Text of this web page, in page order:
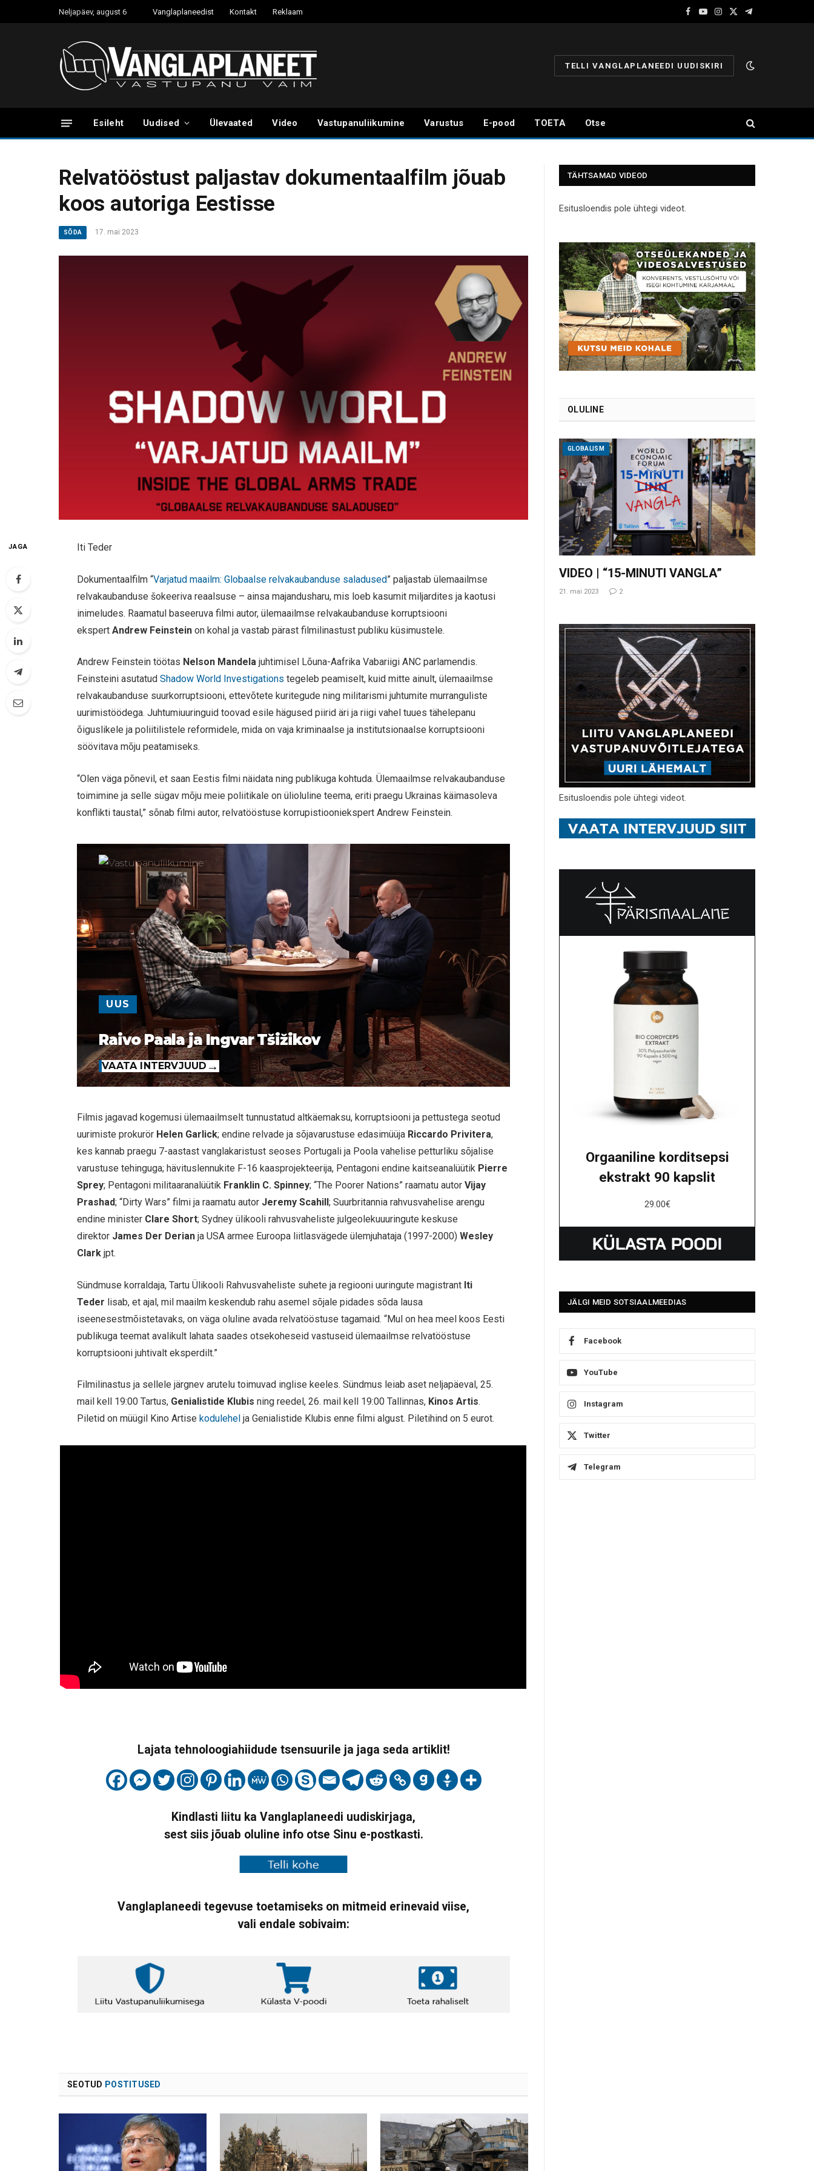
Neljapäev, august 6 Vanglaplaneedist Kontakt Reklaam
Facebook
YouTube
Instagram
X
Telegram
TELLI VANGLAPLANEEDI UUDISKIRI
Esileht Uudised Ülevaated Video Vastupanuliikumine Varustus E-pood TOETA Otse
Relvatööstust paljastav dokumentaalfilm jõuab
koos autoriga Eestisse
SÕDA 17. mai 2023
JAGA Iti Teder
Dokumentaalfilm “Varjatud maailm: Globaalse relvakaubanduse saladused” paljastab ülemaailmse
relvakaubanduse šokeeriva reaalsuse – ainsa majandusharu, mis loeb kasumit miljardites ja kaotusi
inimeludes. Raamatul baseeruva filmi autor, ülemaailmse relvakaubanduse korruptsiooni
ekspertAndrew Feinstein on kohal ja vastab pärast filmilinastust publiku küsimustele.
Andrew Feinstein töötas Nelson Mandela juhtimisel Lõuna-Aafrika Vabariigi ANC parlamendis.
Feinsteini asutatudShadow World Investigations tegeleb peamiselt, kuid mitte ainult, ülemaailmse
relvakaubanduse suurkorruptsiooni, ettevõtete kuritegude ning militarismi juhtumite murranguliste
uurimistöödega. Juhtumiuuringuid toovad esile hägused piirid äri ja riigi vahel tuues tähelepanu
õiguslikele ja poliitilistele reformidele, mida on vaja kriminaalse ja institutsionaalse korruptsiooni
söövitava mõju peatamiseks.
“Olen väga põnevil, et saan Eestis filmi näidata ning publikuga kohtuda. Ülemaailmse relvakaubanduse
toimimine ja selle sügav mõju meie poliitikale on ülioluline teema, eriti praegu Ukrainas käimasoleva
konflikti taustal,” sõnab filmi autor, relvatööstuse korrupistiooniekspert Andrew Feinstein.
UUS
Raivo Paala ja Ingvar Tšižikov
VAATA INTERVJUUD
Filmis jagavad kogemusi ülemaailmselt tunnustatud altkäemaksu, korruptsiooni ja pettustega seotud
uurimiste prokurör Helen Garlick; endine relvade ja sõjavarustuse edasimüüja Riccardo Privitera,
kes kannab praegu 7-aastast vanglakaristust seoses Portugali ja Poola vahelise petturliku sõjalise
varustuse tehinguga; hävituslennukite F-16 kaasprojekteerija, Pentagoni endine kaitseanalüütik Pierre
Sprey; Pentagoni militaaranalüütik Franklin C. Spinney; “The Poorer Nations” raamatu autorVijay
Prashad; “Dirty Wars” filmi ja raamatu autor Jeremy Scahill; Suurbritannia rahvusvahelise arengu
endine minister Clare Short; Sydney ülikooli rahvusvaheliste julgeolekuuuringute keskuse
direktor James Der Derianja USA armee Euroopa liitlasvägede ülemjuhataja (1997-2000)Wesley
Clark jpt.
Sündmuse korraldaja, Tartu Ülikooli Rahvusvaheliste suhete ja regiooni uuringute magistrant Iti
Teder lisab, et ajal, mil maailm keskendub rahu asemel sõjale pidades sõda lausa
iseenesestmõistetavaks, on väga oluline avada relvatööstuse tagamaid. “Mul on hea meel koos Eesti
publikuga teemat avalikult lahata saades otsekoheseid vastuseid ülemaailmse relvatööstuse
korruptsiooni juhtivalt eksperdilt.”
Filmilinastus ja sellele järgnev arutelu toimuvad inglise keeles. Sündmus leiab aset neljapäeval, 25.
mail kell 19:00 Tartus, Genialistide Klubisning reedel, 26. mail kell 19:00 Tallinnas, Kinos Artis.
Piletid on müügil Kino Artise kodulehel ja Genialistide Klubis enne filmi algust. Piletihind on 5 eurot.
Lajata tehnoloogiahiidude tsensuurile ja jaga seda artiklit!
Kindlasti liitu ka Vanglaplaneedi uudiskirjaga,
sest siis jõuab oluline info otse Sinu e-postkasti.
Vanglaplaneedi tegevuse toetamiseks on mitmeid erinevaid viise,
vali endale sobivaim:
SEOTUD POSTITUSED
TÄHTSAMAD VIDEOD
Esitusloendis pole ühtegi videot.
OLULINE
GLOBALISM
VIDEO | “15-MINUTI VANGLA”
21. mai 2023 2
Esitusloendis pole ühtegi videot.
Orgaaniline korditsepsi
ekstrakt 90 kapslit
29.00€
JÄLGI MEID SOTSIAALMEEDIAS
Facebook
YouTube
Instagram
Twitter
Telegram